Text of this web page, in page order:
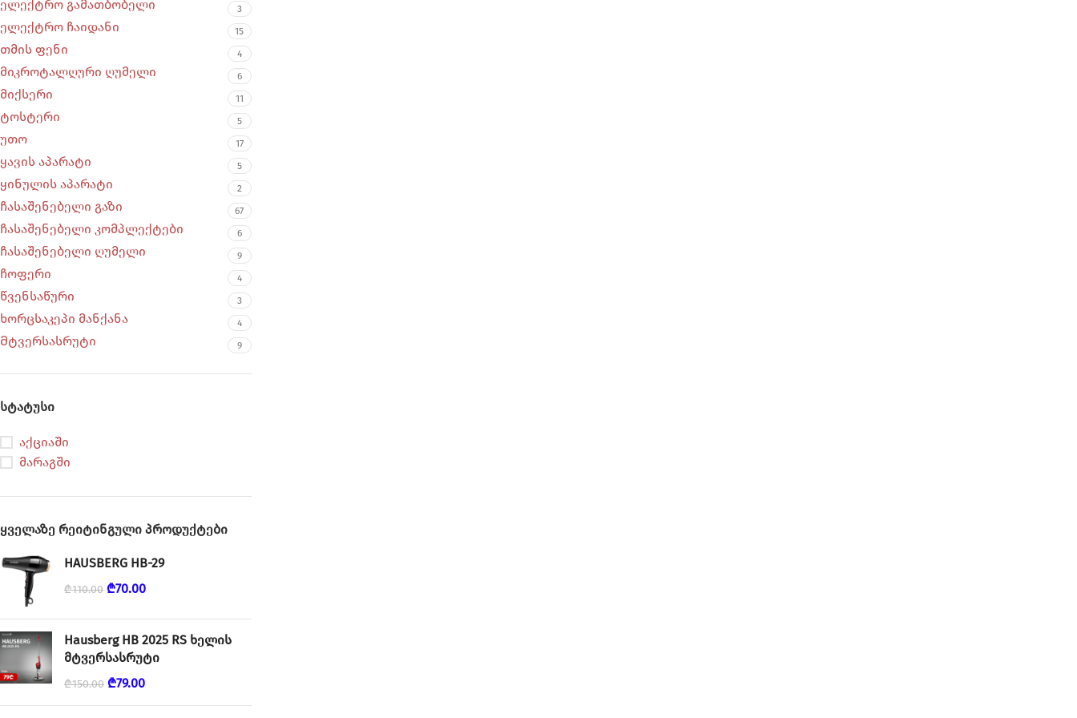
ელექტრო გამათბობელი 3
ელექტრო ჩაიდანი 15
თმის ფენი 4
მიკროტალღური ღუმელი 6
მიქსერი 11
ტოსტერი 5
უთო 17
ყავის აპარატი 5
ყინულის აპარატი 2
ჩასაშენებელი გაზი 67
ჩასაშენებელი კომპლექტები 6
ჩასაშენებელი ღუმელი 9
ჩოფერი 4
წვენსაწური 3
ხორცსაკეპი მანქანა 4
Მტვერსასრუტი 9
სტატუსი
აქციაში
მარაგში
ყველაზე რეიტინგული პროდუქტები
HAUSBERG HB-29
₾110.00 ₾70.00
Hausberg HB 2025 RS ხელის
მტვერსასრუტი
₾150.00 ₾79.00